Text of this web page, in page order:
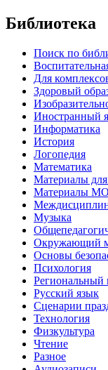
Библиотека
Поиск по
Для
Здоровый
Иностранный
Информатика
История
Логопедия
Математика
Материалы
Материалы МО
Музыка
Окружающий
Основы
Психология
Региональный
Русский язык
Сценарии
Технология
Физкультура
Чтение
Разное